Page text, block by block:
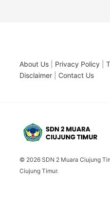
About Us Privacy Policy
Disclaimer
Contact Us
© 2026 SDN 2 Muara Ciujung
Ciujung Timur.